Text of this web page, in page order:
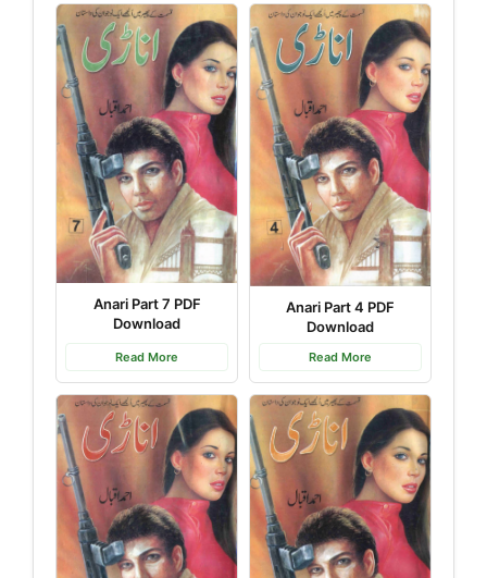
Anari Part 7 PDF
Download
Read More
Anari Part 4 PDF
Download
Read More